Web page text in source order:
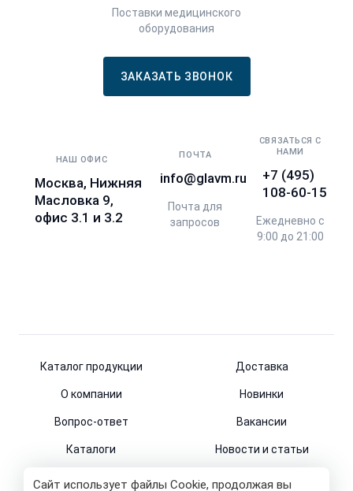
Сайт использует файлы Cookie, продолжая вы
Поставки медицинского
оборудования
ЗАКАЗАТЬ ЗВОНОК
НАШ ОФИС
Москва, Нижняя
Масловка 9,
офис 3.1 и 3.2
ПОЧТА
info@glavm.ru
Почта для
запросов
СВЯЗАТЬСЯ С
НАМИ
+7 (495)
108-60-15
Ежедневно с
9:00 до 21:00
Каталог продукции Доставка
О компании Новинки
Вопрос-ответ Вакансии
Каталоги Новости и статьи